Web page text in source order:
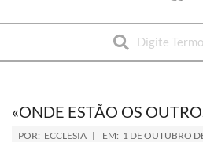
BYBLOS
«ONDE ESTÃO OS
POR: ECCLESIA EM: 1 DE OUTUBRO